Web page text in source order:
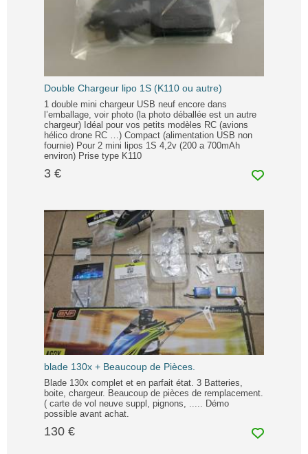
Double Chargeur lipo 1S (K110 ou autre)
1 double mini chargeur USB neuf encore dans
l’emballage, voir photo (la photo déballée est un autre
chargeur) Idéal pour vos petits modèles RC (avions
hélico drone RC …) Compact (alimentation USB non
fournie) Pour 2 mini lipos 1S 4,2v (200 a 700mAh
environ) Prise type K110
3 €
blade 130x + Beaucoup de Pièces.
Blade 130x complet et en parfait état. 3 Batteries,
boite, chargeur. Beaucoup de pièces de remplacement.
( carte de vol neuve suppl, pignons, ..... Démo
possible avant achat.
130 €